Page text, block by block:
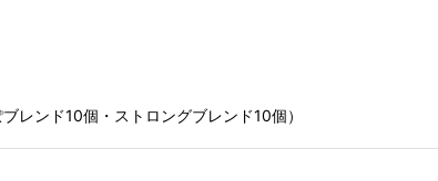
レンド10個・ストロングブレンド10個）